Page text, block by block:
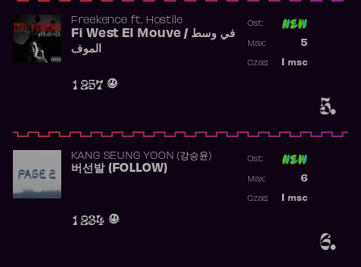
5.
Freekence ft. Hostile
Fi West El Mouve / في وسط
الموف
1 257
Ost:
5
Max:
msc
Czas:
6.
KANG SEUNG YOON (강승윤)
버선발 (FOLLOW)
1 234
Ost:
6
Max:
msc
Czas: